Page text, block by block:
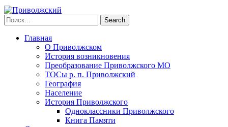
Главная
О Приволжском
История возникновения
Преобразование Приволжского МО
ТОСы р. п. Приволжский
География
Население
История Приволжского
Одноклассники Приволжского
Книга Памяти